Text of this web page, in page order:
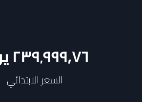
٢٣٩٬٩٩٩٫٧٦
السعر الابتدائي